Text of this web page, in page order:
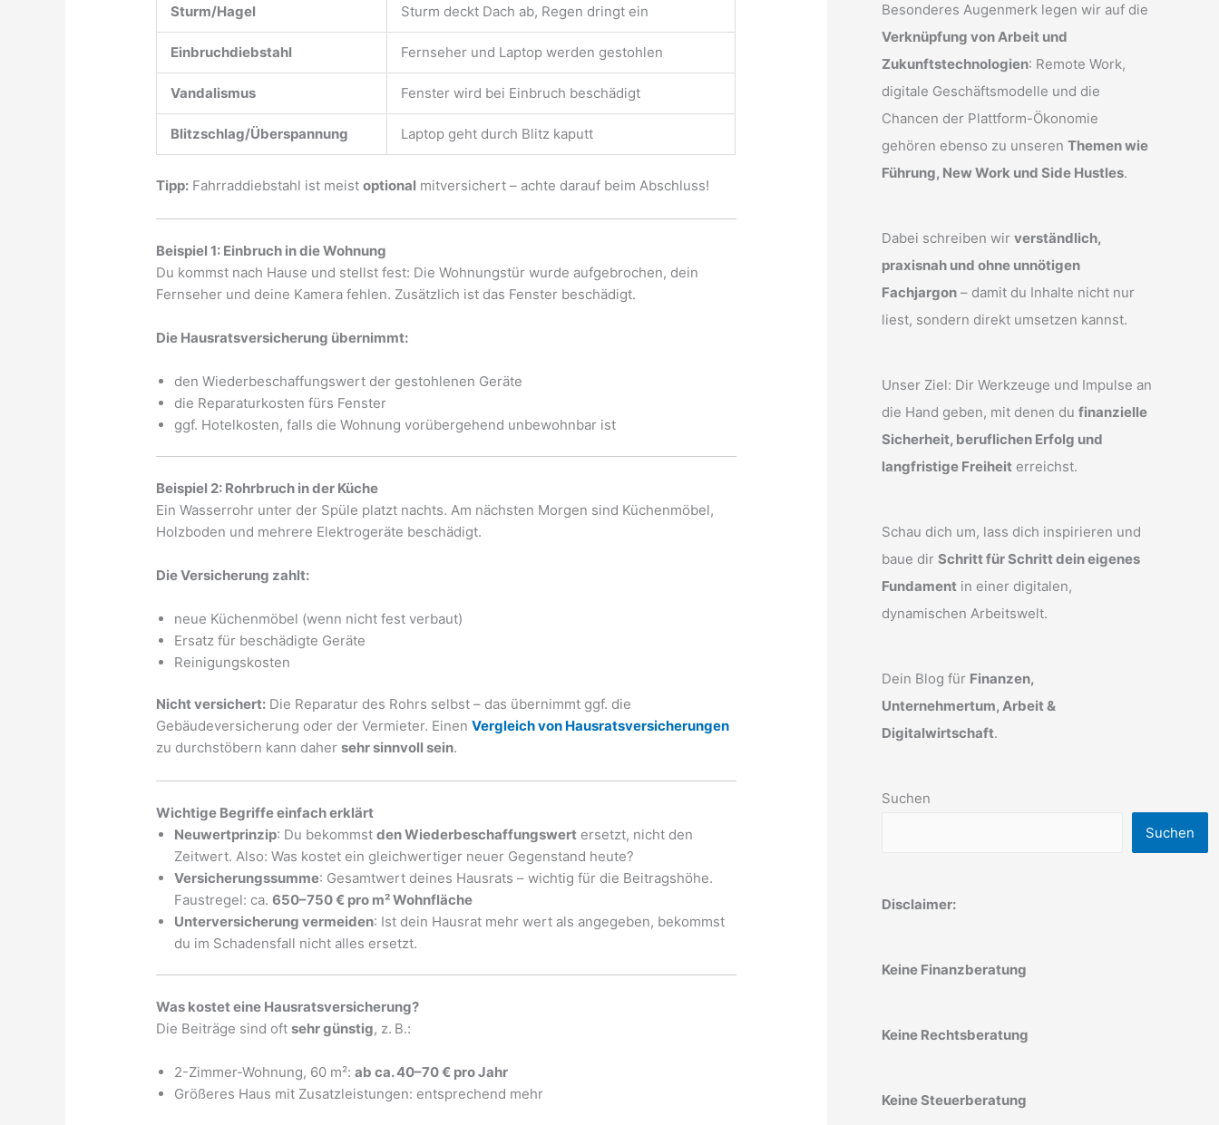
Sturm/Hagel Sturm deckt Dach ab, Regen dringt ein
Einbruchdiebstahl Fernseher und Laptop werden gestohlen
Vandalismus Fenster wird bei Einbruch beschädigt
Blitzschlag/Überspannung Laptop geht durch Blitz kaputt
Tipp: Fahrraddiebstahl ist meistoptional mitversichert – achte darauf beim Abschluss!
Beispiel 1: Einbruch in die Wohnung
Du kommst nach Hause und stellst fest: Die Wohnungstür wurde aufgebrochen, dein
Fernseher und deine Kamera fehlen. Zusätzlich ist das Fenster beschädigt.
Die Hausratsversicherung übernimmt:
den Wiederbeschaffungswert der gestohlenen Geräte
die Reparaturkosten fürs Fenster
ggf. Hotelkosten, falls die Wohnung vorübergehend unbewohnbar ist
Beispiel 2: Rohrbruch in der Küche
Ein Wasserrohr unter der Spüle platzt nachts. Am nächsten Morgen sind Küchenmöbel,
Holzboden und mehrere Elektrogeräte beschädigt.
Die Versicherung zahlt:
neue Küchenmöbel (wenn nicht fest verbaut)
Ersatz für beschädigte Geräte
Reinigungskosten
Nicht versichert: Die Reparatur des Rohrs selbst – das übernimmt ggf. die
Gebäudeversicherung oder der Vermieter. EinenVergleich von Hausratsversicherungen
zu durchstöbern kann dahersehr sinnvoll sein.
Wichtige Begriffe einfach erklärt
Neuwertprinzip: Du bekommstden Wiederbeschaffungswert ersetzt, nicht den
Zeitwert. Also: Was kostet ein gleichwertiger neuer Gegenstand heute?
Versicherungssumme: Gesamtwert deines Hausrats – wichtig für die Beitragshöhe.
Faustregel: ca.650–750 € pro m² Wohnfläche
Unterversicherung vermeiden: Ist dein Hausrat mehr wert als angegeben, bekommst
du im Schadensfall nicht alles ersetzt.
Was kostet eine Hausratsversicherung?
Die Beiträge sind oftsehr günstig, z. B.:
2-Zimmer-Wohnung, 60 m²:ab ca. 40–70 € pro Jahr
Größeres Haus mit Zusatzleistungen: entsprechend mehr
Besonderes Augenmerk legen wir auf die
Verknüpfung von Arbeit und
Zukunftstechnologien: Remote Work,
digitale Geschäftsmodelle und die
Chancen der Plattform-Ökonomie
gehören ebenso zu unseren Themen wie
Führung, New Work und Side Hustles.
Dabei schreiben wir verständlich,
praxisnah und ohne unnötigen
Fachjargon – damit du Inhalte nicht nur
liest, sondern direkt umsetzen kannst.
Unser Ziel: Dir Werkzeuge und Impulse an
die Hand geben, mit denen du finanzielle
Sicherheit, beruflichen Erfolg und
langfristige Freiheit erreichst.
Schau dich um, lass dich inspirieren und
baue dir Schritt für Schritt dein eigenes
Fundament in einer digitalen,
dynamischen Arbeitswelt.
Dein Blog für Finanzen,
Unternehmertum, Arbeit &
Digitalwirtschaft.
Suchen
Suchen
Disclaimer:
Keine Finanzberatung
Keine Rechtsberatung
Keine Steuerberatung